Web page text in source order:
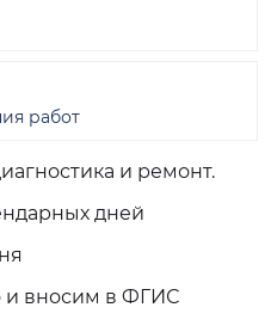
и ремонт.
дней
и вносим в ФГИС
работ